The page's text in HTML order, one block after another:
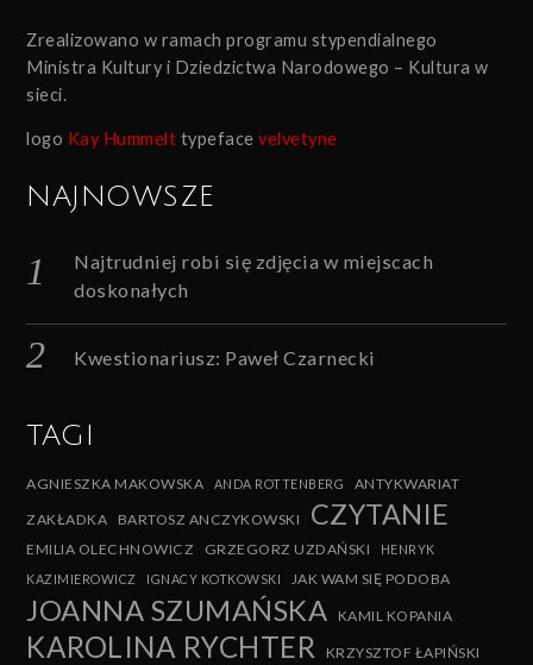
Zrealizowano w ramach programu stypendialnego
Ministra Kultury i Dziedzictwa Narodowego – Kultura w
sieci.
logo Kay Hummelt typefacevelvetyne
NAJNOWSZE
Najtrudniej robi się zdjęcia w miejscach
doskonałych
Kwestionariusz: Paweł Czarnecki
TAGI
AGNIESZKA MAKOWSKA ANDA ROTTENBERG
ANTYKWARIAT
ZAKŁADKA
BARTOSZ ANCZYKOWSKI CZYTANIE
EMILIA OLECHNOWICZ GRZEGORZ UZDAŃSKI
HENRYK
KAZIMIEROWICZ
IGNACY KOTKOWSKI JAK WAM SIĘ PODOBA
JOANNA SZUMAŃSKA KAMIL KOPANIA
KAROLINA RYCHTER KRZYSZTOF ŁAPIŃSKI